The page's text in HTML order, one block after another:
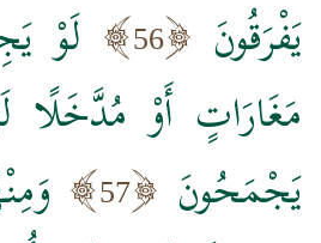
يَفْرَقُونَ
56
لَوْ
مَغَارَاتٍ أَوْ مُدَّخَلًا
يَجْمَحُونَ
57